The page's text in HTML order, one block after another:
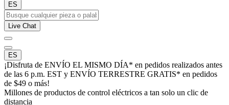
ES
Live Chat
ES
¡Disfruta de ENVÍO EL MISMO DÍA* en pedidos realizados antes
de las 6 p.m. EST y ENVÍO TERRESTRE GRATIS* en pedidos
de $49 o más!
Millones de productos de control eléctricos a tan solo un clic de
distancia